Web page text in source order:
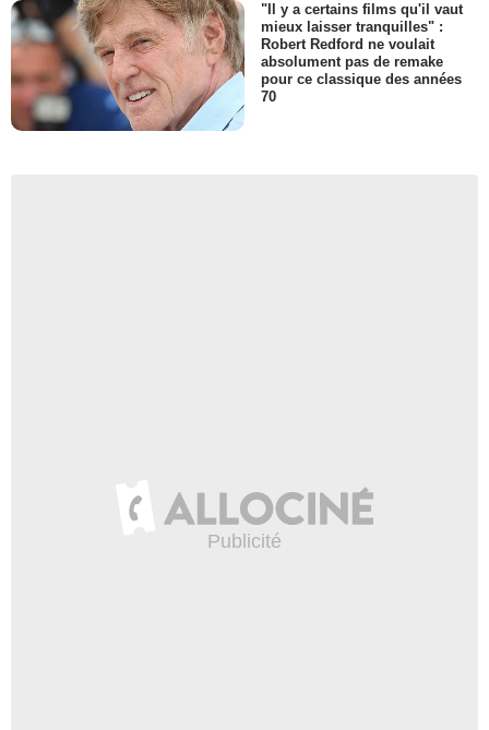
"Il y a certains films qu'il vaut
mieux laisser tranquilles" :
Robert Redford ne voulait
absolument pas de remake
pour ce classique des années
70